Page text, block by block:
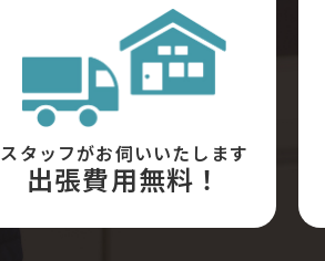
スタッフがお伺いいたします
出張費用無料！